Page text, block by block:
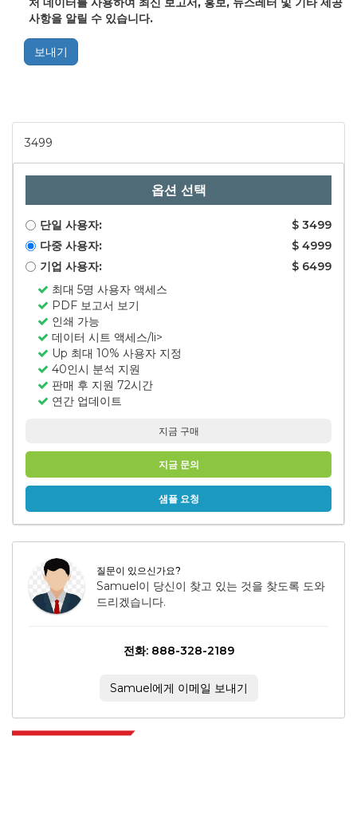
사항을 알릴 수 있습니다.
보내기
3499
옵션 선택
단일 사용자:
$ 3499
다중 사용자:
$ 4999
기업 사용자:
$ 6499
최대 5명 사용자 액세스
PDF 보고서 보기
인쇄 가능
데이터 시트 액세스/li>
Up 최대 10% 사용자 지정
40인시 분석 지원
판매 후 지원 72시간
연간 업데이트
지금 구매
지금 문의
샘플 요청
질문이 있으신가요?
Samuel이 당신이 찾고 있는 것을 찾도록 도와
드리겠습니다.
전화: 888-328-2189
Samuel에게 이메일 보내기